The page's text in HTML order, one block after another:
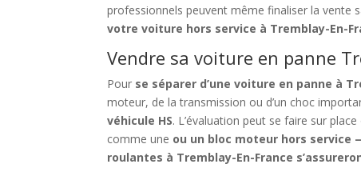
professionnels peuvent même finaliser la vente
votre voiture hors service à Tremblay-En-
Vendre sa voiture en panne
Pour se séparer d’une voiture en panne à
moteur, de la transmission ou d’un choc
véhicule HS. L’évaluation peut se faire sur
comme une ou un bloc moteur hors service
roulantes à Tremblay-En-France